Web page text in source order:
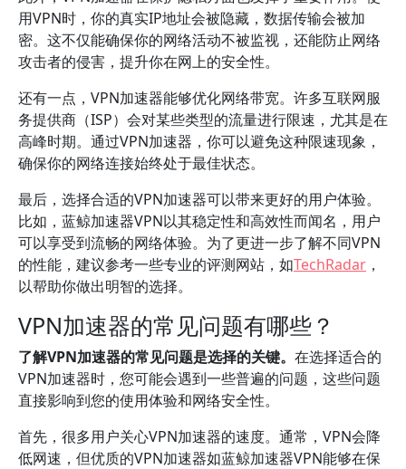
用VPN时，你的真实IP地址会被隐藏，数据传输会被加
密。这不仅能确保你的网络活动不被监视，还能防止网络
攻击者的侵害，提升你在网上的安全性。
还有一点，VPN加速器能够优化网络带宽。许多互联网服
务提供商（ISP）会对某些类型的流量进行限速，尤其是在
高峰时期。通过VPN加速器，你可以避免这种限速现象，
确保你的网络连接始终处于最佳状态。
最后，选择合适的VPN加速器可以带来更好的用户体验。
比如，蓝鲸加速器VPN以其稳定性和高效性而闻名，用户
可以享受到流畅的网络体验。为了更进一步了解不同VPN
的性能，建议参考一些专业的评测网站，如TechRadar ，
以帮助你做出明智的选择。
VPN加速器的常见问题有哪些？
了解VPN加速器的常见问题是选择的关键。 在选择适合的
VPN加速器时，您可能会遇到一些普遍的问题，这些问题
直接影响到您的使用体验和网络安全性。
首先，很多用户关心VPN加速器的速度。通常，VPN会降
低网速，但优质的VPN加速器如蓝鲸加速器VPN能够在保